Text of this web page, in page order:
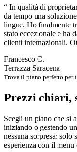
“ In qualità di
da tempo una
lingue. Ho finalmente
stato eccezionale e ha
clienti internazionali.
Francesco C.
Terrazza Saracena
Trova il piano perfetto per
Prezzi chiari,
Scegli un piano che si
iniziando o gestendo
nessuna sorpresa:
esperienza con il menu